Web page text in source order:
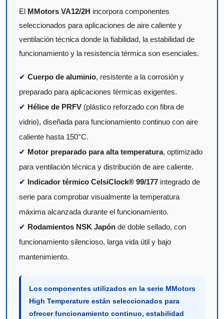
El MMotors VA12/2H incorpora componentes
seleccionados para aplicaciones de aire caliente y
ventilación técnica donde la fiabilidad, la estabilidad de
funcionamiento y la resistencia térmica son esenciales.
✔ Cuerpo de aluminio, resistente a la corrosión y
preparado para aplicaciones térmicas exigentes.
✔ Hélice de PRFV (plástico reforzado con fibra de
vidrio), diseñada para funcionamiento continuo con aire
caliente hasta 150°C.
✔ Motor preparado para alta temperatura, optimizado
para ventilación técnica y distribución de aire caliente.
✔ Indicador térmico CelsiClock® 99/177 integrado de
serie para comprobar visualmente la temperatura
máxima alcanzada durante el funcionamiento.
✔ Rodamientos NSK Japón de doble sellado, con
funcionamiento silencioso, larga vida útil y bajo
mantenimiento.
Los componentes utilizados en la serie MMotors
High Temperature están seleccionados para
ofrecer funcionamiento continuo, estabilidad